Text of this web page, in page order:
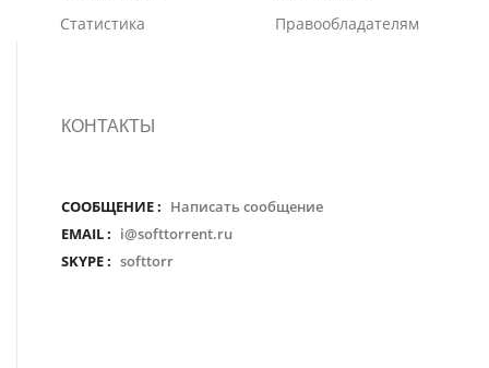
Статистика
Правообладателям
КОНТАКТЫ
СООБЩЕНИЕ : Написать сообщение
EMAIL : i@softtorrent.ru
SKYPE : softtorr